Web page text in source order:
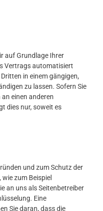
auf Grundlage Ihrer
Vertrags automatisiert
in einem gängigen,
zu lassen. Sofern Sie
einen anderen
dies nur, soweit es
und zum Schutz der
zum Beispiel
an uns als Seitenbetreiber
Eine
Sie daran, dass die